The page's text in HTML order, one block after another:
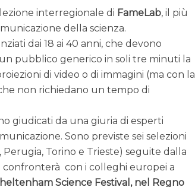
interregionale di FameLab, il più
della scienza.
dai 18 ai 40 anni, che devono
pubblico generico in soli tre minuti la
di video o di immagini (ma con la
non richiedano un tempo di
giudicati da una giuria di esperti
Sono previste sei selezioni
Perugia, Torino e Trieste) seguite dalla
confronterà con i colleghi europei a
Science Festival, nel Regno